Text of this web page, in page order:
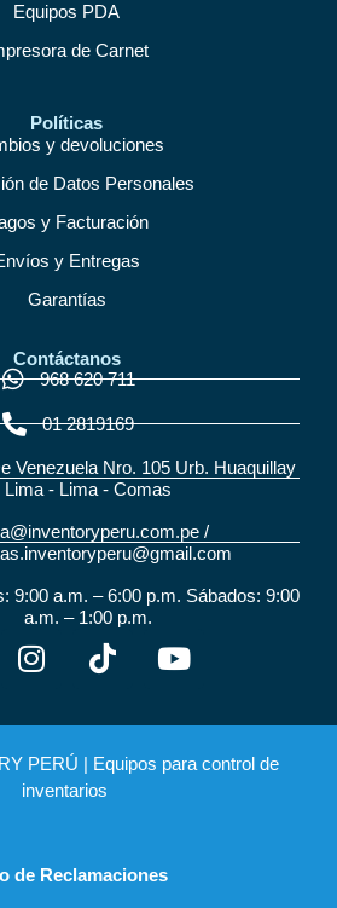
Equipos PDA
de Carnet
Políticas
y devoluciones
de Datos Personales
y Facturación
y Entregas
Garantías
Contáctanos
968 620 711
01 2819169
Venezuela Nro. 105 Urb. Huaquillay
Lima - Lima - Comas
/
9:00 a.m. – 6:00 p.m. Sábados: 9:00
a.m. – 1:00 p.m.
PERÚ | Equipos para control de
inventarios
de Reclamaciones